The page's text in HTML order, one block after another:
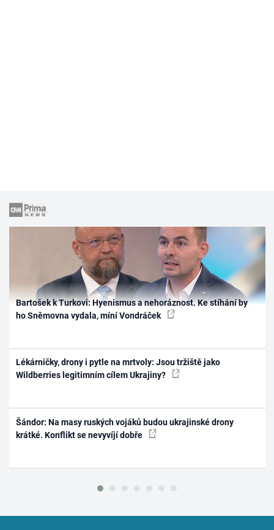
Bartošek k Turkovi: Hyenismus a nehoráznost. Ke stíhání by
ho Sněmovna vydala, míní Vondráček
Lékárničky, drony i pytle na mrtvoly: Jsou tržiště jako
Wildberries legitimním cílem Ukrajiny?
Šándor: Na masy ruských vojáků budou ukrajinské drony
krátké. Konflikt se nevyvíjí dobře